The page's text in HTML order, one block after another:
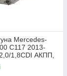
Mercedes-
C117 2013-
1,8CDI АКПП,
двс+рад+кп